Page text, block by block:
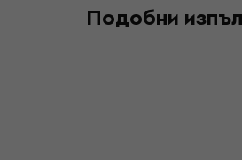
Подобни